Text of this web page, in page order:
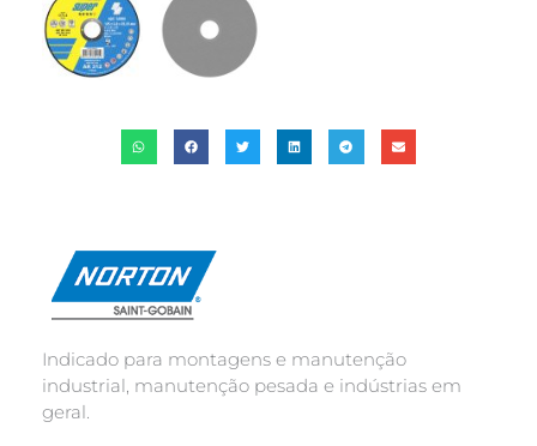
Indicado para montagens e manutenção
industrial, manutenção pesada e indústrias em
geral.